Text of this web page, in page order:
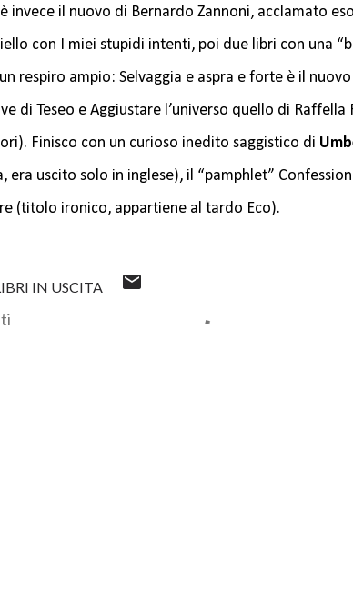
invece il nuovo di Bernardo Zannoni, acclamato
con I miei stupidi intenti, poi due libri con una
respiro ampio: Selvaggia e aspra e forte è il
di Teseo e Aggiustare l’universo quello di Raffella
Finisco con un curioso inedito saggistico di
era uscito solo in inglese), il “pamphlet”
(titolo ironico, appartiene al tardo Eco).
IN USCITA